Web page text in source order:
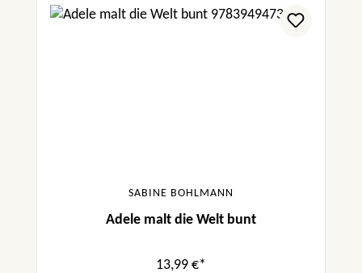
SABINE BOHLMANN
Adele malt die Welt bunt
13,99 €*